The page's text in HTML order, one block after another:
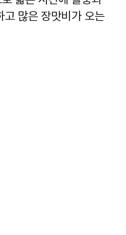
고 많은 장맛비가 오는